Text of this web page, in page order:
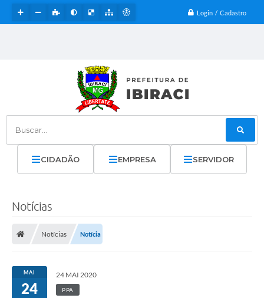
Login / Cadastro
Buscar...
CIDADÃO EMPRESA SERVIDOR
Notícias
Notícias Notícia
MAI
24
24 MAI 2020
PPA